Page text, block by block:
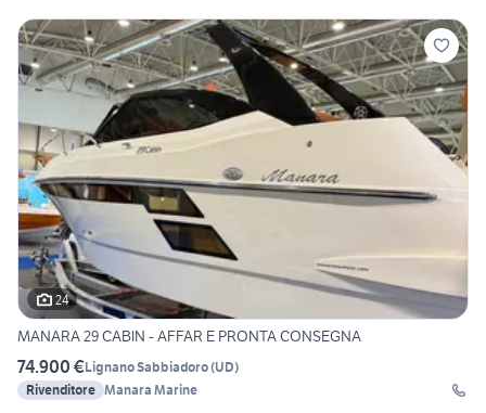
24
MANARA 29 CABIN - AFFAR E PRONTA CONSEGNA
74.900 €Lignano Sabbiadoro(UD)
Rivenditore Manara Marine